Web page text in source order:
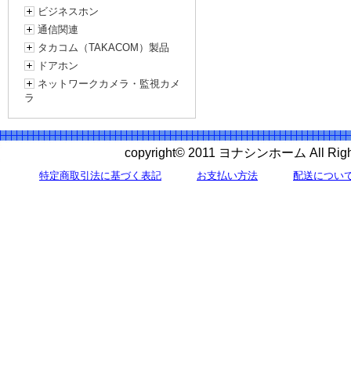
ビジネスホン
通信関連
タカコム（TAKACOM）製品
ドアホン
ネットワークカメラ・監視カメ
ラ
copyright© 2011 ヨナシンホーム All
特定商取引法に基づく表記 お支払い方法 配送につい